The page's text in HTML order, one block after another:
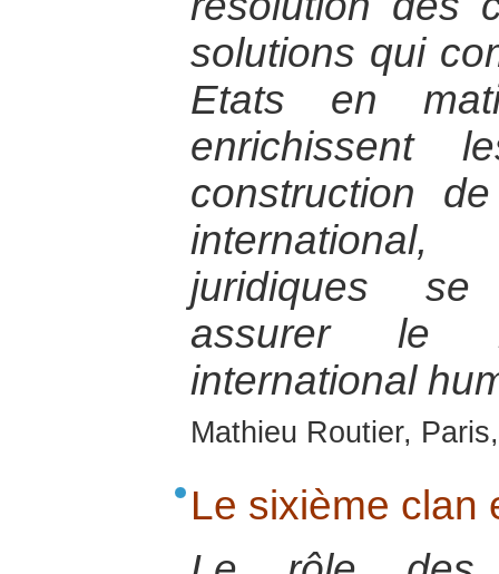
solutions qui
Etats en
enrichissent
construction
juridiques se
assurer le
international
Mathieu Routier,
Le sixième clan